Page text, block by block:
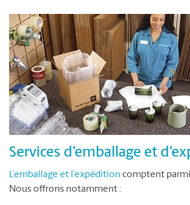
Services d’emballage et
L’emballage et l’expédition comptent
Nous offrons notamment :